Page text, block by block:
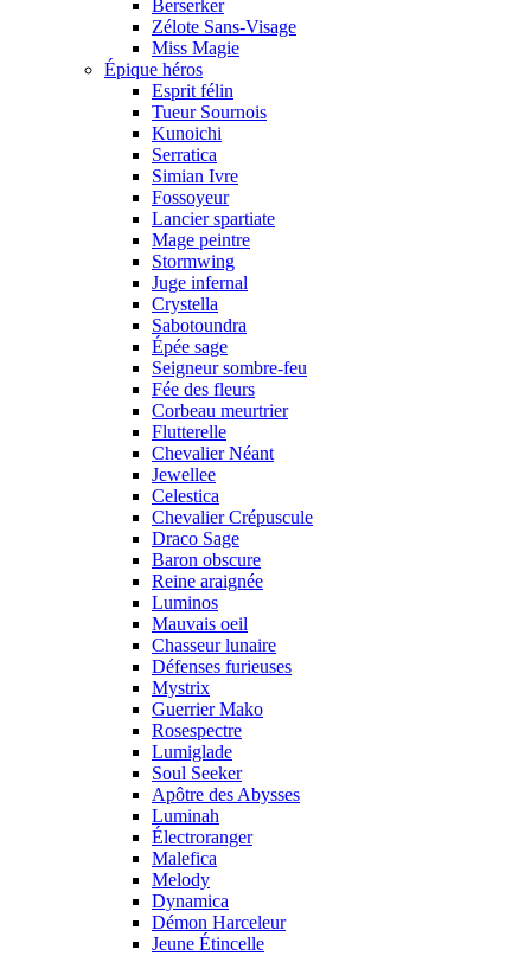
Berserker
Zélote Sans-Visage
Miss Magie
Épique héros
Esprit félin
Tueur Sournois
Kunoichi
Serratica
Simian Ivre
Fossoyeur
Lancier spartiate
Mage peintre
Stormwing
Juge infernal
Crystella
Sabotoundra
Épée sage
Seigneur sombre-feu
Fée des fleurs
Corbeau meurtrier
Flutterelle
Chevalier Néant
Jewellee
Celestica
Chevalier Crépuscule
Draco Sage
Baron obscure
Reine araignée
Luminos
Mauvais oeil
Chasseur lunaire
Défenses furieuses
Mystrix
Guerrier Mako
Rosespectre
Lumiglade
Soul Seeker
Apôtre des Abysses
Luminah
Électroranger
Malefica
Melody
Dynamica
Démon Harceleur
Jeune Étincelle